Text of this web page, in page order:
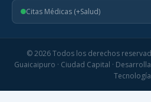
Citas Médicas (+Salud)
© 2026 Todos los derechos
Guaicaipuro · Ciudad Capital ·
Tecnología